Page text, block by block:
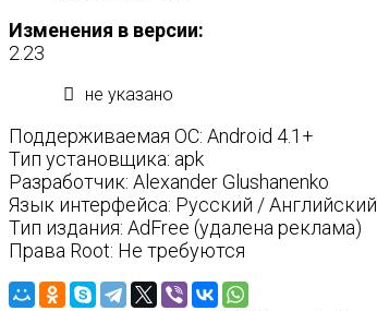
Изменения в версии:
2.23
не указано
Поддерживаемая ОС: Android 4.1+
Тип установщика: apk
Разработчик: Alexander Glushanenko
Язык интерфейса: Русский / Английский
Тип издания: AdFree (удалена реклама)
Права Root: Не требуются